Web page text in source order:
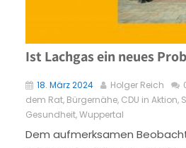
Ist Lachgas ein neues
18. März 2024 Holger Reich
dem Rat, Bürgernähe, CDU in Aktion,
Gesundheit,Wuppertal
Dem aufmerksamen